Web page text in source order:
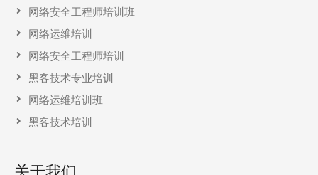
网络安全工程师培训班
网络运维培训
网络安全工程师培训
黑客技术专业培训
网络运维培训班
黑客技术培训